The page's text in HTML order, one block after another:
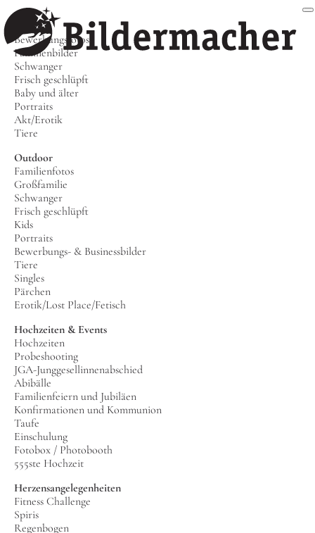
Studio
Bewerbungsfotos
Familienbilder
Schwanger
Frisch geschlüpft
Baby und älter
Portraits
Akt/Erotik
Tiere
Outdoor
Familienfotos
Großfamilie
Schwanger
Frisch geschlüpft
Kids
Portraits
Bewerbungs- & Businessbilder
Tiere
Singles
Pärchen
Erotik/Lost Place/Fetisch
Hochzeiten & Events
Hochzeiten
Probeshooting
JGA-Junggesellinnenabschied
Abibälle
Familienfeiern und Jubiläen
Konfirmationen und Kommunion
Taufe
Einschulung
Fotobox / Photobooth
555ste Hochzeit
Herzensangelegenheiten
Fitness Challenge
Spiris
Regenbogen